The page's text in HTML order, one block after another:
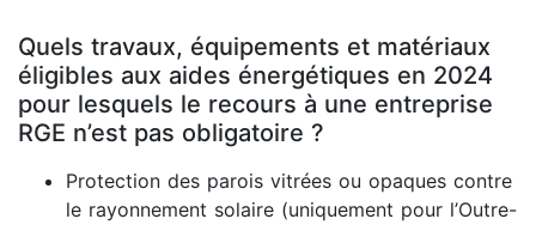
Quels travaux, équipements et matériaux
éligibles aux aides énergétiques en 2024
pour lesquels le recours à une entreprise
RGE n’est pas obligatoire ?
Protection des parois vitrées ou opaques contre
le rayonnement solaire (uniquement pour l’Outre-